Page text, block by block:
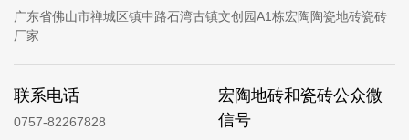
广东省佛山市禅城区镇中路石湾古镇文创园A1栋宏陶陶瓷地砖瓷砖
厂家
联系电话
0757-82267828
宏陶地砖和瓷砖公众微
信号